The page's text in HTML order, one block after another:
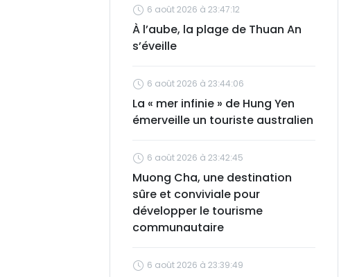
6 août 2026 à 23:47:12
À l’aube, la plage de Thuan An
s’éveille
6 août 2026 à 23:44:06
La « mer infinie » de Hung Yen
émerveille un touriste australien
6 août 2026 à 23:42:45
Muong Cha, une destination
sûre et conviviale pour
développer le tourisme
communautaire
6 août 2026 à 23:39:49